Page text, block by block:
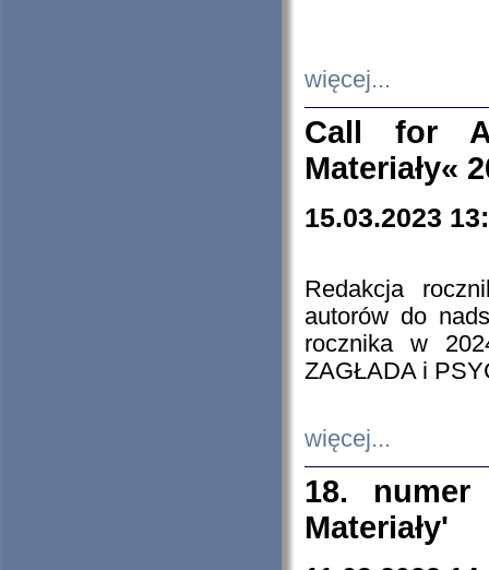
więcej...
Call for
Materiały«
15.03.2023
Redakcja
autorów do
rocznika w
ZAGŁADA i
więcej...
18. numer
Materiały'